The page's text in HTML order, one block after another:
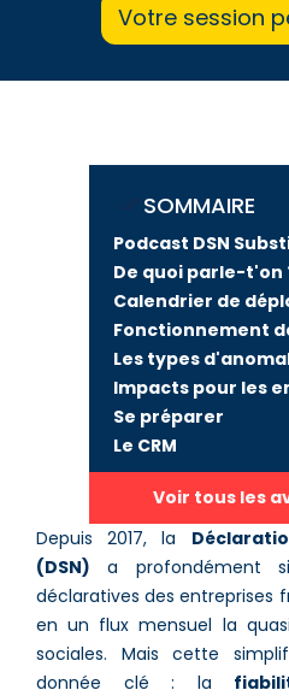
Votre session
SOMMAIRE
Podcast DSN
De quoi parle-t'on
Calendrier de
Fonctionnement
Les types
Impacts pour les
Se préparer
Le CRM
Voir tous les
Depuis 2017, la
(DSN) a profondément
déclaratives des entreprises
en un flux mensuel la
sociales. Mais cette
donnée clé : la